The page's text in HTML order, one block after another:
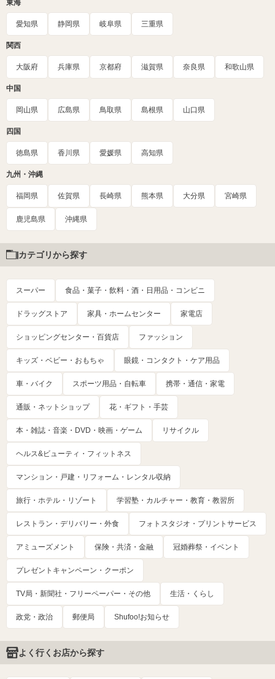
東海
愛知県 静岡県 岐阜県 三重県
関西
大阪府 兵庫県 京都府 滋賀県 奈良県 和歌山県
中国
岡山県 広島県 鳥取県 島根県 山口県
四国
徳島県 香川県 愛媛県 高知県
九州・沖縄
福岡県 佐賀県 長崎県 熊本県 大分県 宮崎県
鹿児島県 沖縄県
カテゴリから探す
スーパー 食品・菓子・飲料・酒・日用品・コンビニ
ドラッグストア 家具・ホームセンター 家電店
ショッピングセンター・百貨店 ファッション
キッズ・ベビー・おもちゃ 眼鏡・コンタクト・ケア用品
車・バイク スポーツ用品・自転車 携帯・通信・家電
通販・ネットショップ 花・ギフト・手芸
本・雑誌・音楽・DVD・映画・ゲーム リサイクル
ヘルス&ビューティ・フィットネス
マンション・戸建・リフォーム・レンタル収納
旅行・ホテル・リゾート 学習塾・カルチャー・教育・教習所
レストラン・デリバリー・外食 フォトスタジオ・プリントサービス
アミューズメント 保険・共済・金融 冠婚葬祭・イベント
プレゼントキャンペーン・クーポン
TV局・新聞社・フリーペーパー・その他 生活・くらし
政党・政治 郵便局 Shufoo!お知らせ
よく行くお店から探す